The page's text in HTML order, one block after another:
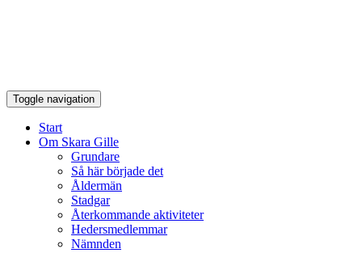
Toggle navigation
Start
Om Skara Gille
Grundare
Så här började det
Åldermän
Stadgar
Återkommande aktiviteter
Hedersmedlemmar
Nämnden